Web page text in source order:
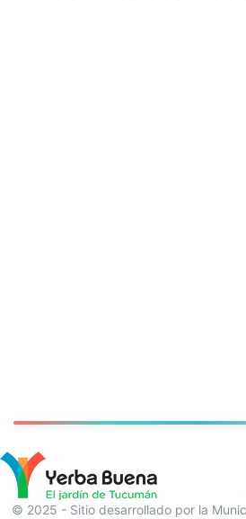
© 2025 - Sitio desarrollado por la